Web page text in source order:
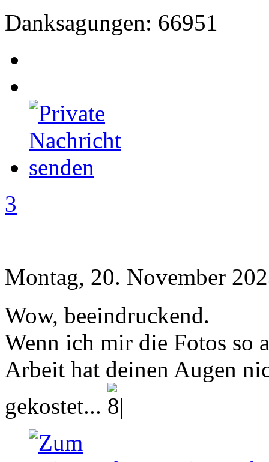
Danksagungen: 66951
3
Montag, 20. November
Wow, beeindruckend.
Wenn ich mir die Fotos so
Arbeit hat deinen Augen
gekostet...